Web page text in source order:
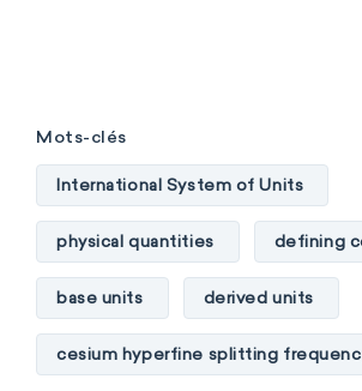
Mots-clés
International System of Units
physical quantities defining
base units derived units
cesium hyperfine splitting